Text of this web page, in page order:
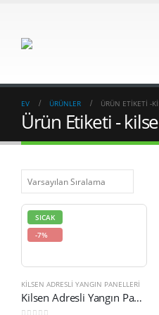
EV ÜRÜNLER ÜRÜN ETIKETI -
Ürün Etiketi -
SICAK
-7%
KILSEN ADRESLI YANGIN PANELLERI
Kilsen Adresli Yangın Paneli 1 Loop KFP-AF1-19